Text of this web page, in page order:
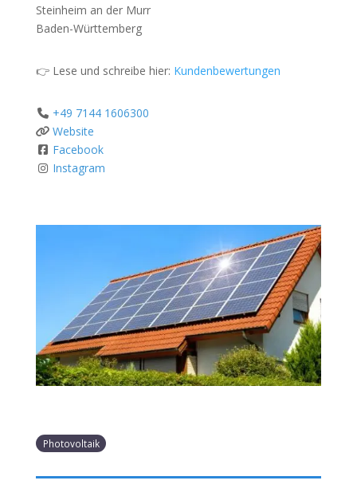
Steinheim an der Murr
Baden-Württemberg
👉 Lese und schreibe hier: Kundenbewertungen
+49 7144 1606300
Website
Facebook
Instagram
Photovoltaik